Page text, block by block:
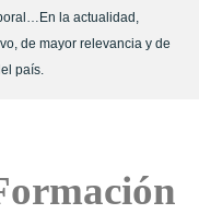
la actualidad,
de mayor relevancia y de
país.